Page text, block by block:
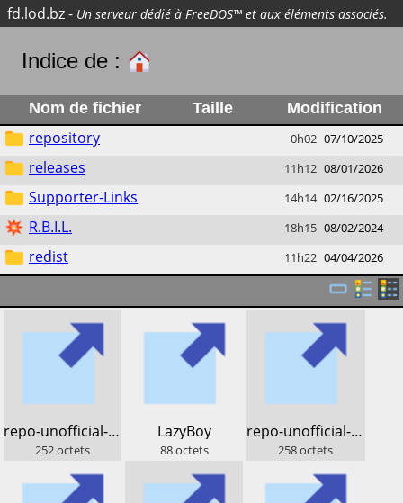
fd.lod.bz- Un serveur dédié à FreeDOS™ et aux éléments associés.
Indice de :
Nom de fichier Taille Modification
repository 0h02 07/10/2025
releases 11h12 08/01/2026
Supporter-Links 14h14 02/16/2025
R.B.I.L. 18h15 08/02/2024
redist 11h22 04/04/2026
​repo-unofficial-dos.lod.bz
252octets
​LazyBoy
88octets
​repo-unofficial-sparky
258octets